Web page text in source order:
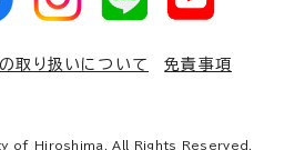
取り扱いについて
免責事項
of Hiroshima. All Rights Reserved.